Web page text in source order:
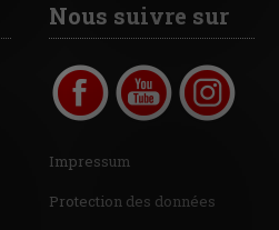
Nous suivre sur
Impressum
Protection des données